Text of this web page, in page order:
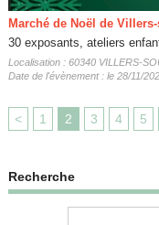
Marché de Noël de
30 exposants, ateliers
Localisation : 60340 VILLERS-
Date de l'évènement : le 28/11/
< 1 2 3 4 5
Recherche